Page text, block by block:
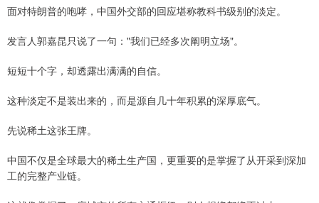
面对特朗普的咆哮，中国外交部的回应堪称教科书级别的淡定。
发言人郭嘉昆只说了一句："我们已经多次阐明立场"。
短短十个字，却透露出满满的自信。
这种淡定不是装出来的，而是源自几十年积累的深厚底气。
先说稀土这张王牌。
中国不仅是全球最大的稀土生产国，更重要的是掌握了从开采到深加
工的完整产业链。